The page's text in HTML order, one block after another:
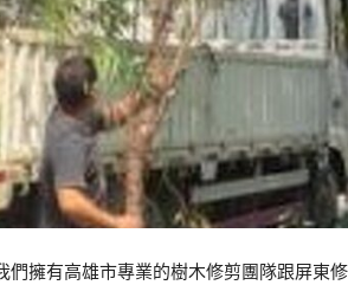
們擁有高雄市專業的樹木修剪團隊跟屏東